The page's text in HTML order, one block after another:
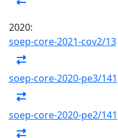
2020:
soep-core-2021-cov2/13
soep-core-2020-pe3/141
soep-core-2020-pe2/141